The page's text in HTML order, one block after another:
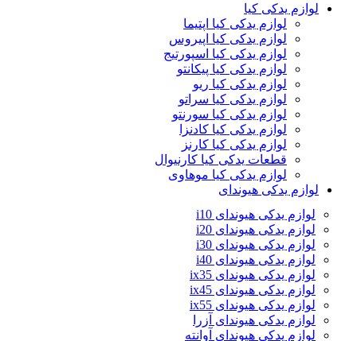
لوازم یدکی کیا
لوازم یدکی کیا اپتیما
لوازم یدکی کیا اپیروس
لوازم یدکی کیا اسپورتیج
لوازم یدکی کیا پیکانتو
لوازم یدکی کیا ریو
لوازم یدکی کیا سراتو
لوازم یدکی کیا سورنتو
لوازم یدکی کیا کادنزا
لوازم یدکی کیا کارنز
قطعات یدکی کیا کارنیوال
لوازم یدکی کیا موهاوی
لوازم یدکی هیوندای
لوازم یدکی هیوندای i10
لوازم یدکی هیوندای i20
لوازم یدکی هیوندای i30
لوازم یدکی هیوندای i40
لوازم یدکی هیوندای ix35
لوازم یدکی هیوندای ix45
لوازم یدکی هیوندای ix55
لوازم یدکی هیوندای آزرا
لوازم یدکی هیوندای آوانته